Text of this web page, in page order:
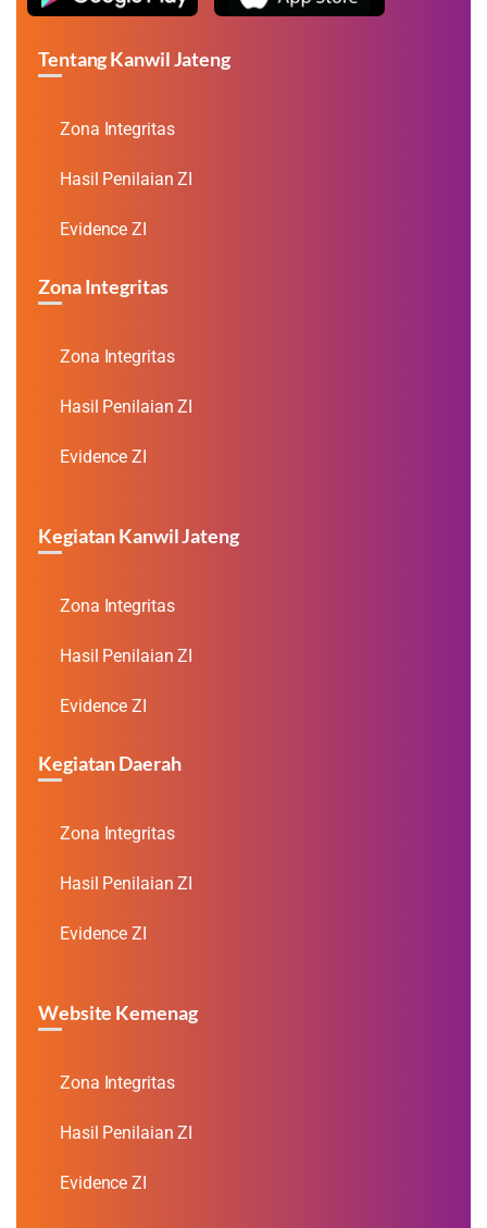
Tentang Kanwil Jateng
Zona Integritas
Hasil Penilaian ZI
Evidence ZI
Zona Integritas
Zona Integritas
Hasil Penilaian ZI
Evidence ZI
Kegiatan Kanwil Jateng
Zona Integritas
Hasil Penilaian ZI
Evidence ZI
Kegiatan Daerah
Zona Integritas
Hasil Penilaian ZI
Evidence ZI
Website Kemenag
Zona Integritas
Hasil Penilaian ZI
Evidence ZI